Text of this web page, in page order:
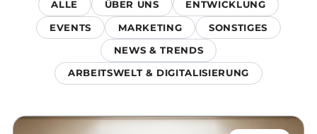
ALLE ÜBER UNS ENTWICKLUNG
EVENTS MARKETING SONSTIGES
NEWS & TRENDS
ARBEITSWELT & DIGITALISIERUNG